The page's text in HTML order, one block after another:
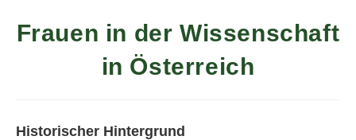
Frauen in der Wissenschaft
in Österreich
Historischer Hintergrund